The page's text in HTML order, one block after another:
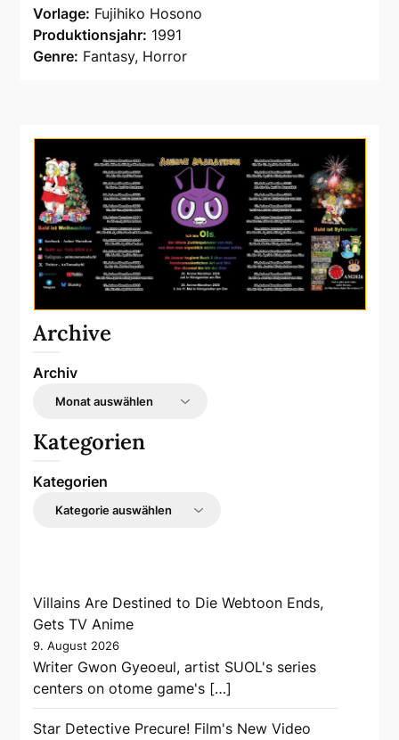
Vorlage: Fujihiko Hosono
Produktionsjahr: 1991
Genre: Fantasy, Horror
Archive
Archiv
Kategorien
Kategorien
Villains Are Destined to Die Webtoon Ends,
Gets TV Anime
9. August 2026
Writer Gwon Gyeoeul, artist SUOL's series
centers on otome game's […]
Star Detective Precure! Film's New Video